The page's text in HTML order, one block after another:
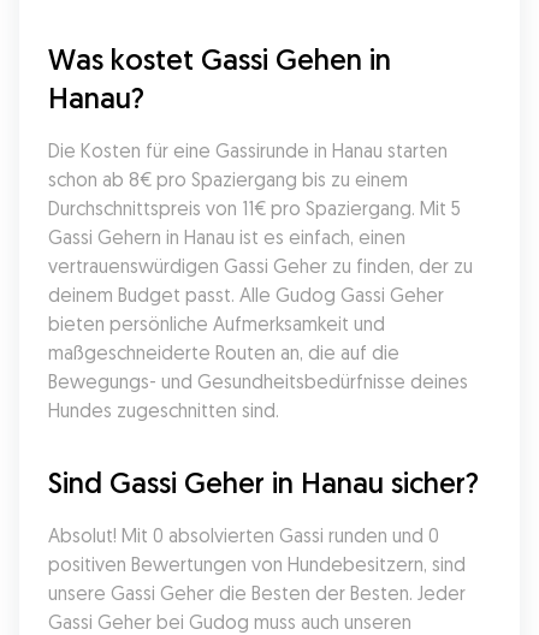
Was kostet Gassi Gehen in
Hanau?
Die Kosten für eine Gassirunde in Hanau starten
schon ab 8€ pro Spaziergang bis zu einem
Durchschnittspreis von 11€ pro Spaziergang. Mit 5
Gassi Gehern in Hanau ist es einfach, einen
vertrauenswürdigen Gassi Geher zu finden, der zu
deinem Budget passt. Alle Gudog Gassi Geher
bieten persönliche Aufmerksamkeit und
maßgeschneiderte Routen an, die auf die
Bewegungs- und Gesundheitsbedürfnisse deines
Hundes zugeschnitten sind.
Sind Gassi Geher in Hanau sicher?
Absolut! Mit 0 absolvierten Gassi runden und 0
positiven Bewertungen von Hundebesitzern, sind
unsere Gassi Geher die Besten der Besten. Jeder
Gassi Geher bei Gudog muss auch unseren